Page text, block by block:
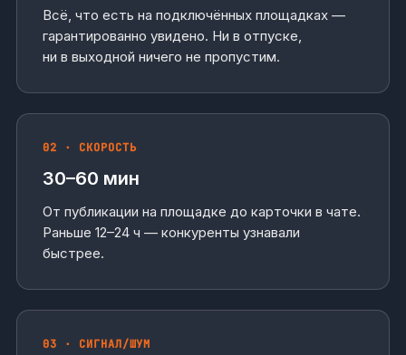
Всё, что есть на подключённых площадках —
гарантированно увидено. Ни в отпуске,
ни в выходной ничего не пропустим.
02 · СКОРОСТЬ
30–60 мин
От публикации на площадке до карточки в чате.
Раньше 12–24 ч — конкуренты узнавали
быстрее.
03 · СИГНАЛ/ШУМ